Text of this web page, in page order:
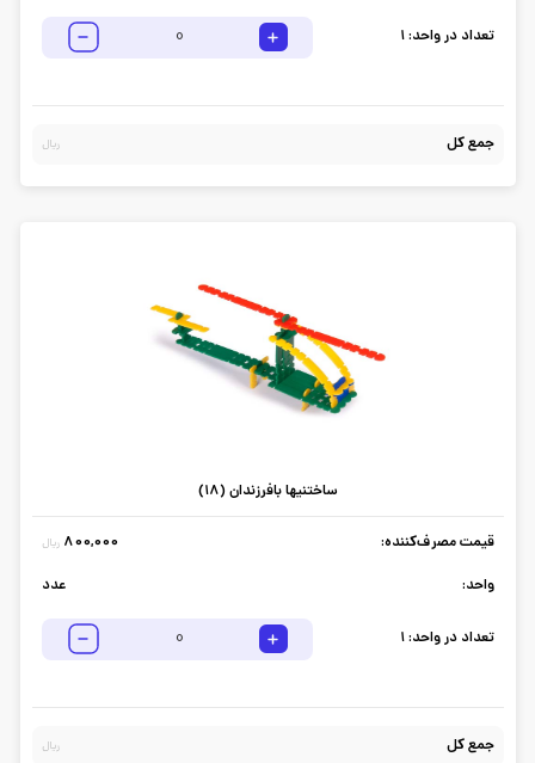
تعداد در واحد:1
جمع کل ریال
ساختنیها بافرزندان (18)
قیمت مصرف‌کننده: 800,000 ریال
واحد: عدد
تعداد در واحد:1
جمع کل ریال